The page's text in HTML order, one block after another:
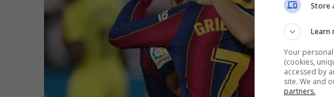
Store
Learn
Your
(cookies,
accessed by
site. We and
partners.